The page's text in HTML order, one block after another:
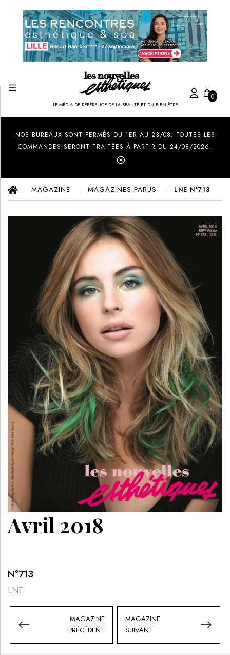
LE MÉDIA DE RÉFÉRENCE DE LA BEAUTÉ ET DU BIEN-ÊTRE
0
NOS BUREAUX SONT FERMÉS DU 1ER AU 23/08. TOUTES LES
COMMANDES SERONT TRAITÉES À PARTIR DU 24/08/2026.
MAGAZINE MAGAZINES PARUS LNE N°713
Avril 2018
N°713
LNE
MAGAZINE
PRÉCÉDENT
MAGAZINE
SUIVANT